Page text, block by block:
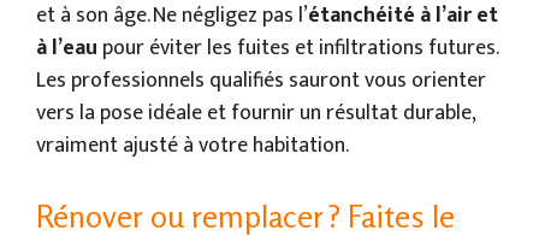
et à son âge. Ne négligez pas l’étanchéité à l’air et
à l’eau pour éviter les fuites et infiltrations futures.
Les professionnels qualifiés sauront vous orienter
vers la pose idéale et fournir un résultat durable,
vraiment ajusté à votre habitation.
Rénover ou remplacer ? Faites le